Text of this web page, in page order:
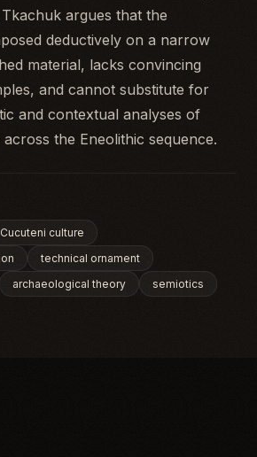
argues that the
deductively on a narrow
material, lacks convincing
and cannot substitute for
and contextual analyses of
the Eneolithic sequence.
Cucuteni culture
technical ornament
archaeological theory
semiotics